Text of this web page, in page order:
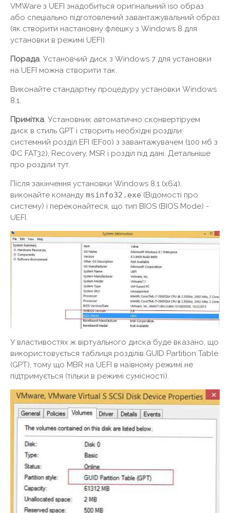
VMWare з UEFI знадобиться оригінальний iso образ
або спеціально підготовлений завантажувальний образ
(як створити настановну флешку з Windows 8 для
установки в режимі UEFI).
Порада . Установчий диск з Windows 7 для установки
на UEFI можна створити так.
Виконайте стандартну процедуру установки Windows
8.1.
Примітка . Установник автоматично сконвертіруем
диск в стиль GPT і створить необхідні розділи:
системний розділ EFI (EF00) з завантажувачем (100 мб з
ФС FAT32), Recovery, MSR і розділ під дані. Детальніше
про розділи тут.
Після закінчення установки Windows 8.1 (x64),
виконайте команду msinfo32.exe (Відомості про
систему) і переконайтеся, що тип BIOS (BIOS Mode) -
UEFI.
У властивостях ж віртуального диска буде вказано, що
використовується таблиця розділів GUID Partition Table
(GPT), тому що MBR на UEFI в наївному режимі не
підтримується (тільки в режимі сумісності).